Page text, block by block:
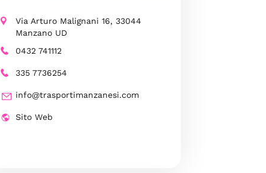
Via Arturo Malignani 16, 33044
Manzano UD
0432 741112
335 7736254
info@trasportimanzanesi.com
Sito Web